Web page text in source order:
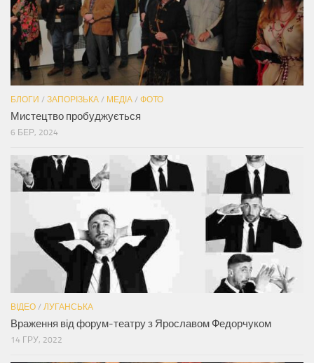
БЛОГИ / ЗАПОРІЗЬКА / МЕДІА / ФОТО
Мистецтво пробуджується
6 БЕР, 2024
ВІДЕО / ЛУГАНСЬКА
Враження від форум-театру з Ярославом Федорчуком
14 ГРУ, 2022